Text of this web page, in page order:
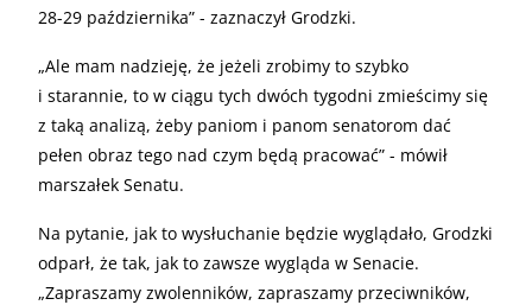
28-29 października” - zaznaczył Grodzki.
„Ale mam nadzieję, że jeżeli zrobimy to szybko
i starannie, to w ciągu tych dwóch tygodni zmieścimy się
z taką analizą, żeby paniom i panom senatorom dać
pełen obraz tego nad czym będą pracować” - mówił
marszałek Senatu.
Na pytanie, jak to wysłuchanie będzie wyglądało, Grodzki
odparł, że tak, jak to zawsze wygląda w Senacie.
„Zapraszamy zwolenników, zapraszamy przeciwników,